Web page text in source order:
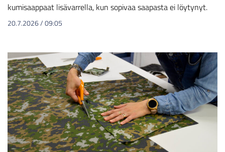
kumisaappaat lisävarrella, kun sopivaa saapasta ei löytynyt.
20.7.2026/09:05